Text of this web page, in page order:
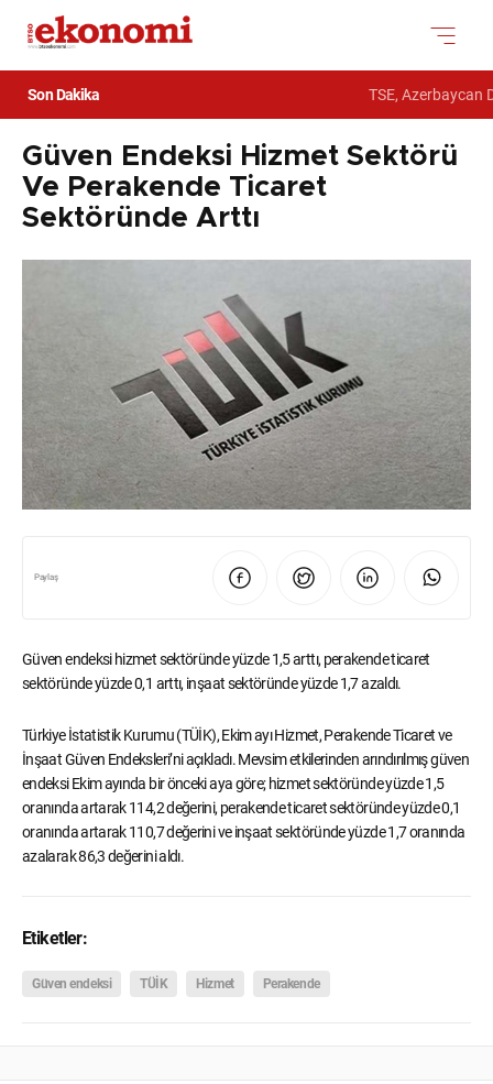
Son Dakika TSE, Azerbaycan
Güven Endeksi Hizmet Sektörü
Ve Perakende Ticaret
Sektöründe Arttı
Paylaş
Güven endeksi hizmet sektöründe yüzde 1,5 arttı, perakende ticaret
sektöründe yüzde 0,1 arttı, inşaat sektöründe yüzde 1,7 azaldı.
Türkiye İstatistik Kurumu (TÜİK), Ekim ayı Hizmet, Perakende Ticaret ve
İnşaat Güven Endeksleri’ni açıkladı. Mevsim etkilerinden arındırılmış güven
endeksi Ekim ayında bir önceki aya göre; hizmet sektöründe yüzde 1,5
oranında artarak 114,2 değerini, perakende ticaret sektöründe yüzde 0,1
oranında artarak 110,7 değerini ve inşaat sektöründe yüzde 1,7 oranında
azalarak 86,3 değerini aldı.
Etiketler:
Güven endeksi TÜİK Hizmet Perakende